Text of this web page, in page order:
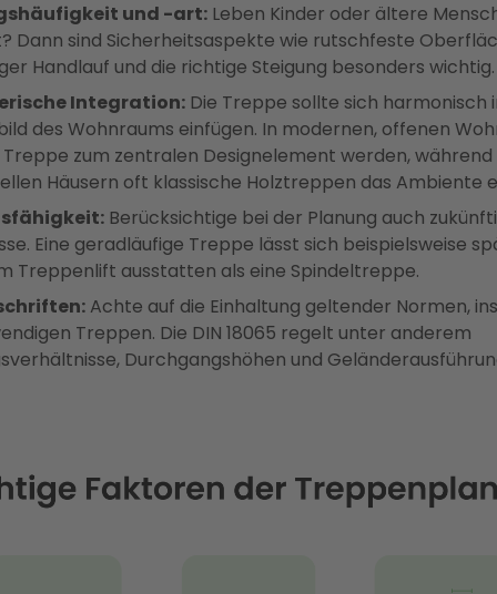
und -art: Leben Kinder oder ältere
Dann sind Sicherheitsaspekte wie rutschfeste
Handlauf und die richtige Steigung besonders wichtig.
Integration: Die Treppe sollte sich harmonisch
des Wohnraums einfügen. In modernen, offenen
zum zentralen Designelement werden, während
Häusern oft klassische Holztreppen das Ambiente
Berücksichtige bei der Planung auch
Eine geradläufige Treppe lässt sich beispielsweise
Treppenlift ausstatten als eine Spindeltreppe.
Achte auf die Einhaltung geltender Normen,
Treppen. Die DIN 18065 regelt unter anderem
Durchgangshöhen und